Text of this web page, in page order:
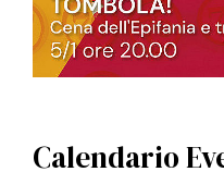
Calendario